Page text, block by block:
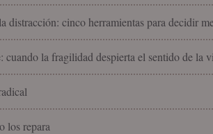
distracción: cinco herramientas para decidir
la fragilidad despierta el sentido de la
los repara